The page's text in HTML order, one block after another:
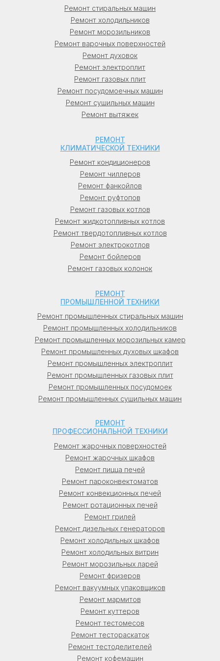
Красноярске (Красноярск), в Самаре
(Самара), в Уфе (Уфа), в Ростове-на-Дону
(Ростов-на-Дону), в Омске (Омск), в
Краснодаре (Краснодар), в Воронеже
(Воронеж), в Перми (Пермь), в Волгограде
(Волгоград), в Саратове (Саратов), в
Тюмени (Тюмень), в Тольятти, в Барнауле
(Барнаул), в Ижевске (Ижевск), в
Махачкале (Махачкала), в Хабаровске
(Хабаровск), в Ульяновске (Ульяновск), в
(Владивосток).
Украина: в Киеве (Киев), в Харькове
(Харьков), в Одессе (Одесса), в Днепре
(Днепр), во Львове (Львов), в Кривом Роге
Беларусь: в Минске (Минск), в Гомеле
(Гомель), в Витебске (Витебск), в
Могилеве (Могилев), в Гродно, в Бресте
Самарканде (Самарканд).
Кыргызстан: в Бишкеке (Бишкек), в Оше
(Ош).
Молдова: в Кишиневе (Кишинев), в
Бельцы, в Тирасполе (Тирасполь).
Ремонт стиральных машин
Ремонт холодильников
Ремонт морозильников
Ремонт варочных поверхностей
Ремонт духовок
Ремонт электроплит
Ремонт газовых плит
Ремонт посудомоечных машин
Ремонт сушильных машин
Ремонт вытяжек
РЕМОНТ
КЛИМАТИЧЕСКОЙ ТЕХНИКИ
Ремонт кондиционеров
Ремонт чиллеров
Ремонт фанкойлов
Ремонт руфтопов
Ремонт газовых котлов
Ремонт жидкотопливных котлов
Ремонт твердотопливных котлов
Ремонт электрокотлов
Ремонт бойлеров
Ремонт газовых колонок
РЕМОНТ
ПРОМЫШЛЕННОЙ ТЕХНИКИ
Ремонт промышленных стиральных машин
Ремонт промышленных холодильников
Ремонт промышленных морозильных камер
Ремонт промышленных духовых шкафов
Ремонт промышленных электроплит
Ремонт промышленных газовых плит
Ремонт промышленных посудомоек
Ремонт промышленных сушильных машин
РЕМОНТ
ПРОФЕССИОНАЛЬНОЙ ТЕХНИКИ
Ремонт жарочных поверхностей
Ремонт жарочных шкафов
Ремонт пицца печей
Ремонт пароконвектоматов
Ремонт конвекционных печей
Ремонт ротационных печей
Ремонт грилей
Ремонт дизельных генераторов
Ремонт холодильных шкафов
Ремонт холодильных витрин
Ремонт морозильных ларей
Ремонт фризеров
Ремонт вакуумных упаковщиков
Ремонт мармитов
Ремонт куттеров
Ремонт тестомесов
Ремонт тестораскаток
Ремонт тестоделителей
Ремонт кофемашин